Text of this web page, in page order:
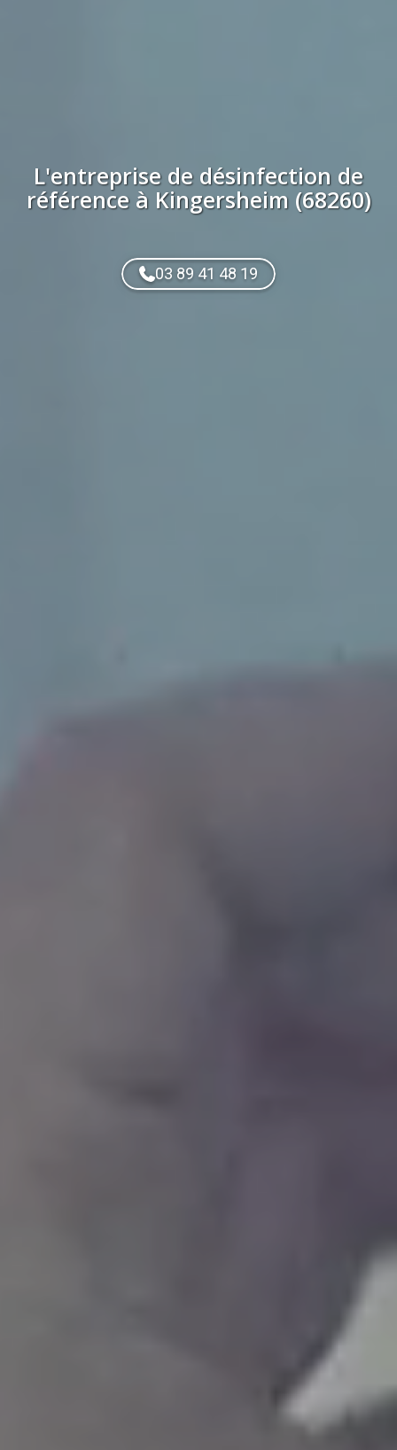
L'entreprise de désinfection de
référence à Kingersheim (68260)
03 89 41 48 19